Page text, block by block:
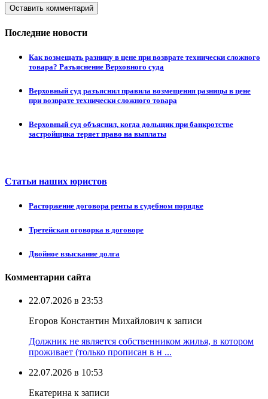
Оставить комментарий
Последние новости
Как возмещать разницу в цене при возврате технически сложного
товара? Разъяснение Верховного суда
Верховный суд разъяснил правила возмещения разницы в цене
при возврате технически сложного товара
Верховный суд объяснил, когда дольщик при банкротстве
застройщика теряет право на выплаты
Статьи наших юристов
Расторжение договора ренты в судебном порядке
Третейская оговорка в договоре
Двойное взыскание долга
Комментарии сайта
22.07.2026 в 23:53
Егоров Константин Михайлович к записи
Должник не является собственником жилья, в котором
проживает (только прописан в н ...
22.07.2026 в 10:53
Екатерина к записи